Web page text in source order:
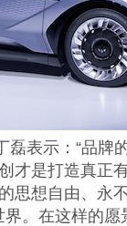
表示：“品牌
才是打造真正
思想自由、永
界。在这样的